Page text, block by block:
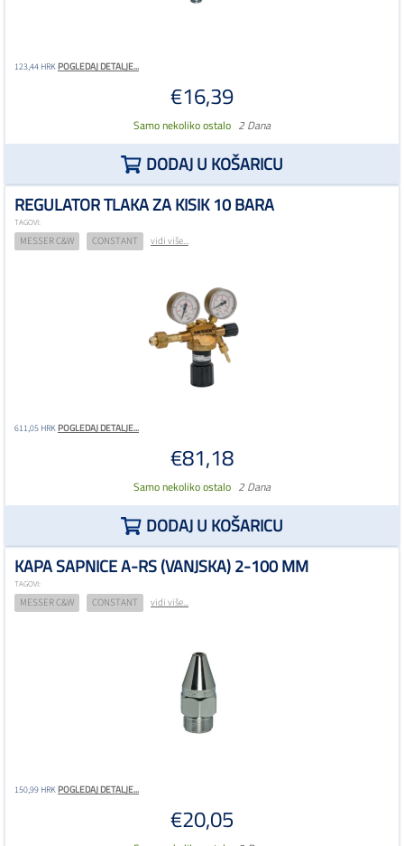
123,44 HRKPOGLEDAJ DETALJE...
€16,39
Samo nekoliko ostalo 2 Dana
DODAJ U KOŠARICU
REGULATOR TLAKA ZA KISIK 10 BARA
TAGOVI:
MESSER C&W CONSTANT vidi više...
611,05 HRKPOGLEDAJ DETALJE...
€81,18
Samo nekoliko ostalo 2 Dana
DODAJ U KOŠARICU
KAPA SAPNICE A-RS (VANJSKA) 2-100 MM
TAGOVI:
MESSER C&W CONSTANT vidi više...
150,99 HRKPOGLEDAJ DETALJE...
€20,05